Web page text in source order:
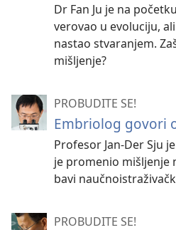
Dr Fan Ju je na
verovao u evoluciju,
nastao stvaranjem.
mišljenje?
PROBUDITE SE!
Embriolog govori
Profesor Jan-Der Sju
je promenio mišljenje
bavi
PROBUDITE SE!